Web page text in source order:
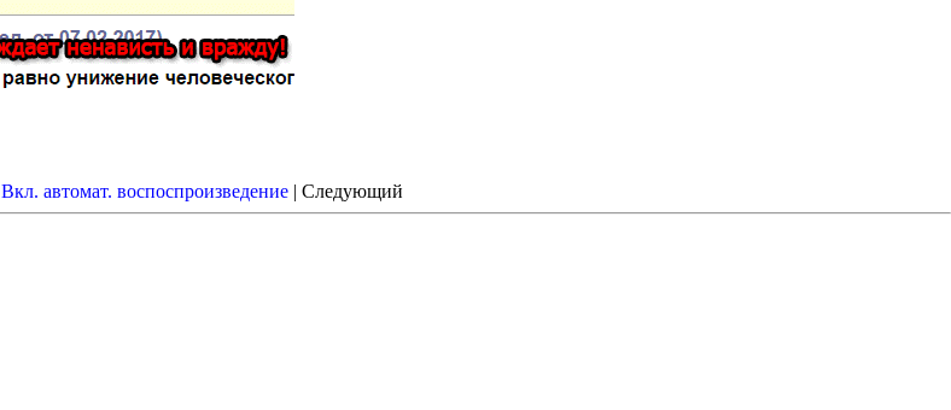
Вкл. автомат. воспоспроизведение | Следующий